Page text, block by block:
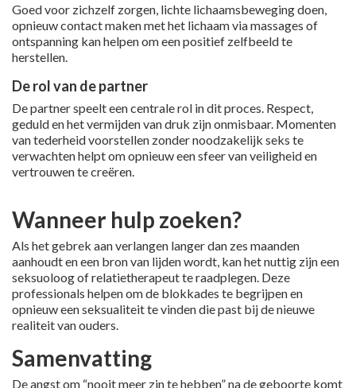
Goed voor zichzelf zorgen, lichte lichaamsbeweging doen,
opnieuw contact maken met het lichaam via massages of
ontspanning kan helpen om een positief zelfbeeld te
herstellen.
De rol van de partner
De partner speelt een centrale rol in dit proces. Respect,
geduld en het vermijden van druk zijn onmisbaar. Momenten
van tederheid voorstellen zonder noodzakelijk seks te
verwachten helpt om opnieuw een sfeer van veiligheid en
vertrouwen te creëren.
Wanneer hulp zoeken?
Als het gebrek aan verlangen langer dan zes maanden
aanhoudt en een bron van lijden wordt, kan het nuttig zijn een
seksuoloog of relatietherapeut te raadplegen. Deze
professionals helpen om de blokkades te begrijpen en
opnieuw een seksualiteit te vinden die past bij de nieuwe
realiteit van ouders.
Samenvatting
De angst om “nooit meer zin te hebben” na de geboorte komt